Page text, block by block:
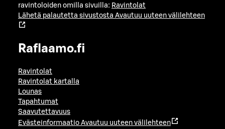
ravintoloiden omilla sivuilla: Ravintolat
Lähetä palautetta sivustosta Avautuu uuteen välilehteen
Raflaamo.fi
Ravintolat
Ravintolat kartalla
Lounas
Tapahtumat
Saavutettavuus
Evästeinformaatio Avautuu uuteen välilehteen